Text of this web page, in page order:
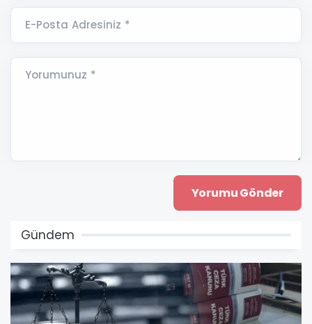
E-Posta Adresiniz *
Yorumunuz *
Gündem